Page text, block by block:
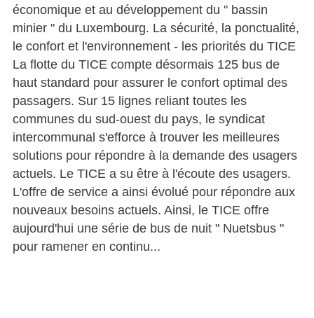
économique et au développement du " bassin
minier " du Luxembourg. La sécurité, la ponctualité,
le confort et l'environnement - les priorités du TICE
La flotte du TICE compte désormais 125 bus de
haut standard pour assurer le confort optimal des
passagers. Sur 15 lignes reliant toutes les
communes du sud-ouest du pays, le syndicat
intercommunal s'efforce à trouver les meilleures
solutions pour répondre à la demande des usagers
actuels. Le TICE a su être à l'écoute des usagers.
L'offre de service a ainsi évolué pour répondre aux
nouveaux besoins actuels. Ainsi, le TICE offre
aujourd'hui une série de bus de nuit " Nuetsbus "
pour ramener en continu...